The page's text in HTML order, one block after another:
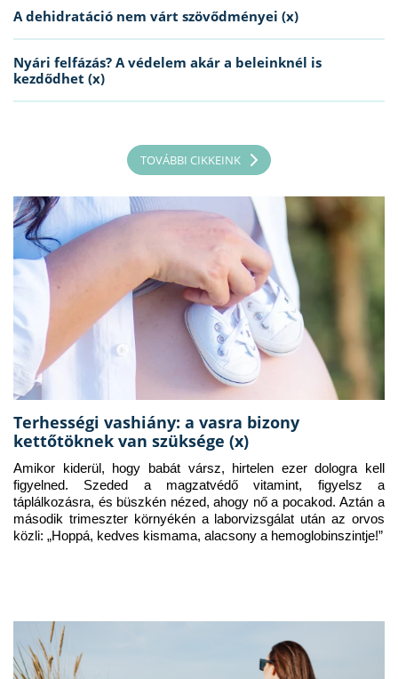
A dehidratáció nem várt szövődményei (x)
Nyári felfázás? A védelem akár a beleinknél is
kezdődhet (x)
TOVÁBBI CIKKEINK
Terhességi vashiány: a vasra bizony
kettőtöknek van szüksége (x)
Amikor kiderül, hogy babát vársz, hirtelen ezer dologra kell
figyelned. Szeded a magzatvédő vitamint, figyelsz a
táplálkozásra, és büszkén nézed, ahogy nő a pocakod. Aztán a
második trimeszter környékén a laborvizsgálat után az orvos
közli: „Hoppá, kedves kismama, alacsony a hemoglobinszintje!”